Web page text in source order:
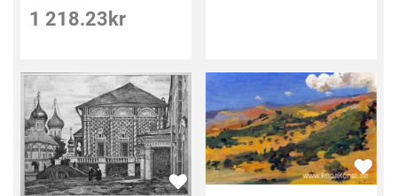
1 218.23 kr